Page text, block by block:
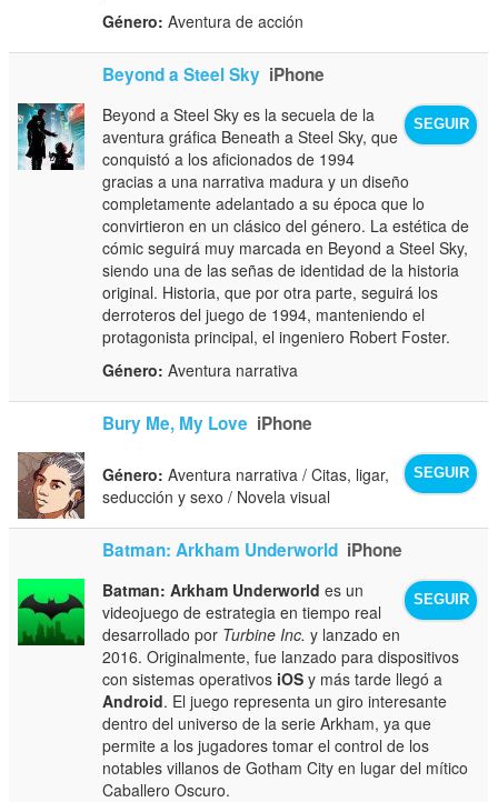
Género: Aventura de acción
Beyond a Steel Sky iPhone
SEGUIR
Beyond a Steel Sky es la secuela de la
aventura gráfica Beneath a Steel Sky, que
conquistó a los aficionados de 1994
gracias a una narrativa madura y un diseño
completamente adelantado a su época que lo
convirtieron en un clásico del género. La estética de
cómic seguirá muy marcada en Beyond a Steel Sky,
siendo una de las señas de identidad de la historia
original. Historia, que por otra parte, seguirá los
derroteros del juego de 1994, manteniendo el
protagonista principal, el ingeniero Robert Foster.
Género: Aventura narrativa
Bury Me, My Love iPhone
SEGUIR
Género: Aventura narrativa / Citas, ligar,
seducción y sexo / Novela visual
Batman: Arkham Underworld iPhone
SEGUIR
Batman: Arkham Underworld es un
videojuego de estrategia en tiempo real
desarrollado por Turbine Inc. y lanzado en
2016. Originalmente, fue lanzado para dispositivos
con sistemas operativos iOS y más tarde llegó a
Android. El juego representa un giro interesante
dentro del universo de la serie Arkham, ya que
permite a los jugadores tomar el control de los
notables villanos de Gotham City en lugar del mítico
Caballero Oscuro.